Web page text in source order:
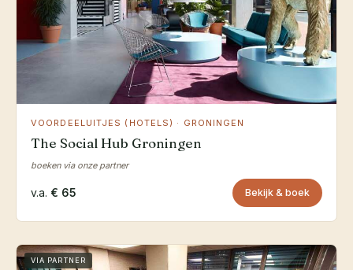
VOORDEELUITJES (HOTELS) · GRONINGEN
The Social Hub Groningen
boeken via onze partner
v.a. € 65 Bekijk & boek
VIA PARTNER